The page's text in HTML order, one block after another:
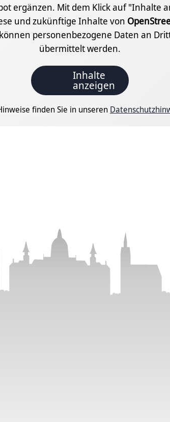
ergänzen. Mit dem Klick auf "Inhalte
und zukünftige Inhalte von
personenbezogene Daten an
übermittelt werden.
Inhalte
anzeigen
finden Sie in unseren